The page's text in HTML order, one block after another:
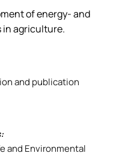
of energy- and
in agriculture.
and publication
and Environmental